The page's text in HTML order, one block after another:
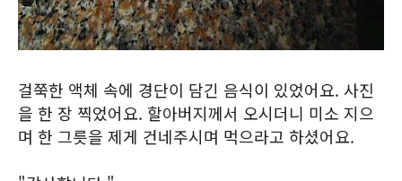
걸쭉한 액체 속에 경단이 담긴 음식이 있었어요. 사진
을 한 장 찍었어요. 할아버지께서 오시더니 미소 지으
며 한 그릇을 제게 건네주시며 먹으라고 하셨어요.